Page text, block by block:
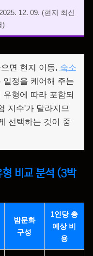
12. 09. (현지 최신
)
면 현지 이동, 숙소
일정을 케어해 주는
형에 따라 포함되
지수'가 달라지므
선택하는 것이 중
비교 분석 (3박
밤문화
구성
1인당 총
예상 비
용